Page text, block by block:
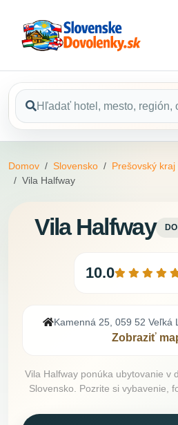
Domov Slovensko Prešovský kraj
Vila Halfway
Vila Halfway
10.0
Kamenná 25, 059 52 Veľká
Zobraziť
Vila Halfway ponúka ubytovanie v
Slovensko. Pozrite si vybavenie,